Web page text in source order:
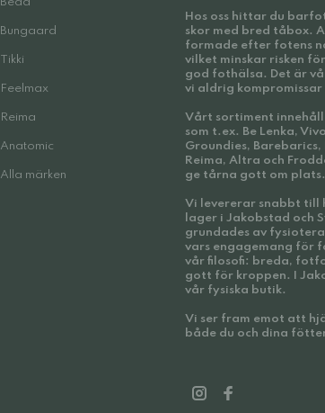
Bungaard
Tikki
Feelmax
Reima
Anatomic
Alla märken
Hos oss hittar du
skor med bred tåbox.
formade efter fotens
vilket minskar risken
god fothälsa. Det är
vi aldrig kompromissar
Vårt sortiment
som t.ex. Be Lenka,
Groundies, Barebarics,
Reima, Altra och
ge tårna gott om plats.
Vi levererar snabbt till
lager i Jakobstad och
grundades av
vars engagemang för
vår filosofi: breda,
gott för kroppen. I
vår fysiska butik.
Vi ser fram emot att
både du och dina